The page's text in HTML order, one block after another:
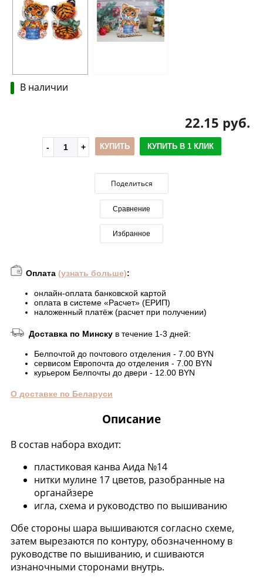
В наличии
22.15 руб.
КУПИТЬ КУПИТЬ В 1 КЛИК
Поделиться
Сравнение
Избранное
Оплата (узнать больше):
онлайн-оплата банковской картой
оплата в системе «Расчет» (ЕРИП)
наложенный платёж (расчет при получении)
Доставка по Минску в течение 1-3 дней:
Белпочтой до почтового отделения - 7.00 BYN
сервисом Европочта до отделения - 7.00 BYN
курьером Белпочты до двери - 12.00 BYN
О доставке по Беларуси
Описание
В состав набора входит:
пластиковая канва Аида №14
нитки мулине 17 цветов, разобранные на
органайзере
игла, схема и руководство по вышиванию
Обе стороны шара вышиваются согласно схеме,
затем вырезаются по контуру, обозначенному в
руководстве по вышиванию, и сшиваются
изнаночными сторонами внутрь.